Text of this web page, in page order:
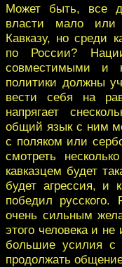
Может быть, все
власти мало или
Кавказу, но среди
по России?
совместимыми и
политики должны
вести себя на
напрягает
общий язык с ним
с поляком или
смотреть
кавказцем будет
будет агрессия, и
победил
очень сильным
этого человека и
большие усилия с
продолжать